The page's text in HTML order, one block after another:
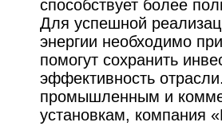
способствует более
Для успешной
энергии необходимо
помогут сохранить
эффективность
промышленным и
установкам, компания